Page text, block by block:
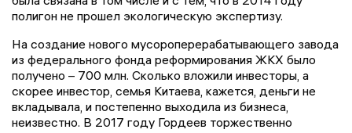
полигон не прошел экологическую экспертизу.
На создание нового мусороперерабатывающего завода
из федерального фонда реформирования ЖКХ было
получено – 700 млн. Сколько вложили инвесторы, а
скорее инвестор, семья Китаева, кажется, деньги не
вкладывала, и постепенно выходила из бизнеса,
неизвестно. В 2017 году Гордеев торжественно